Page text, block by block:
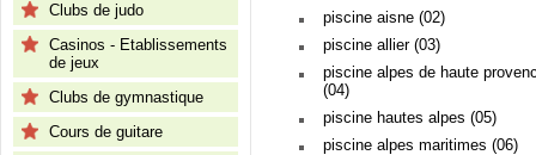
Clubs de judo
Casinos - Etablissements
de jeux
Clubs de gymnastique
Cours de guitare
piscine aisne (02)
piscine allier (03)
piscine alpes de haute
(04)
piscine hautes alpes (05)
piscine alpes maritimes (06)